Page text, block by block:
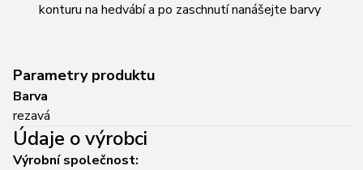
konturu na hedvábí a po zaschnutí nanášejte barvy
Parametry produktu
Barva
rezavá
Údaje o výrobci
Výrobní společnost: